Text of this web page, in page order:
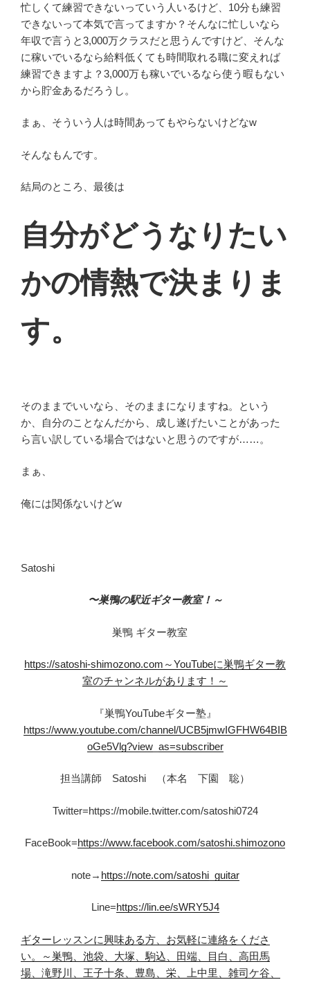
忙しくて練習できないっていう人いるけど、10分も練習
できないって本気で言ってますか？そんなに忙しいなら
年収で言うと3,000万クラスだと思うんですけど、そんな
に稼いでいるなら給料低くても時間取れる職に変えれば
練習できますよ？3,000万も稼いでいるなら使う暇もない
から貯金あるだろうし。
まぁ、そういう人は時間あってもやらないけどなw
そんなもんです。
結局のところ、最後は
自分がどうなりたい
かの情熱で決まりま
す。
そのままでいいなら、そのままになりますね。という
か、自分のことなんだから、成し遂げたいことがあった
ら言い訳している場合ではないと思うのですが……。
まぁ、
俺には関係ないけどw
Satoshi
〜巣鴨の駅近ギター教室！～
巣鴨 ギター教室
https://satoshi-shimozono.com～YouTubeに巣鴨ギター教
室のチャンネルがあります！～
『巣鴨YouTubeギター塾』
https://www.youtube.com/channel/UCB5jmwIGFHW64BIB
oGe5Vlg?view_as=subscriber
担当講師 Satoshi （本名 下園 聡）
Twitter=https://mobile.twitter.com/satoshi0724
FaceBook=https://www.facebook.com/satoshi.shimozono
note→ https://note.com/satoshi_guitar
Line=https://lin.ee/sWRY5J4
ギターレッスンに興味ある方、お気軽に連絡をくださ
い。
～巣鴨、池袋、大塚、駒込、田端、目白、高田馬
場、滝野川、王子十条、豊島、栄、上中里、雑司ケ谷、